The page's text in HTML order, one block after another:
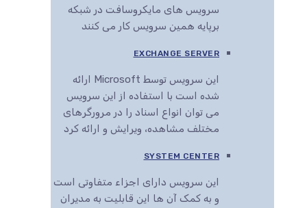
سرویس های مایکروسافت در شبکه
برپایه همین سرویس کار می کنند
EXCHANGE SERVER
این سرویس توسط Microsoft ارائه
شده است با استفاده از این سرویس
می توان انواع اسناد را در مرورگرهای
مختلف مشاهده، ویرایش و ارائه کرد
SYSTEM CENTER
این سرویس دارای اجزاء متفاوتی است
و به کمک آن ها این قابلیت به مدیران